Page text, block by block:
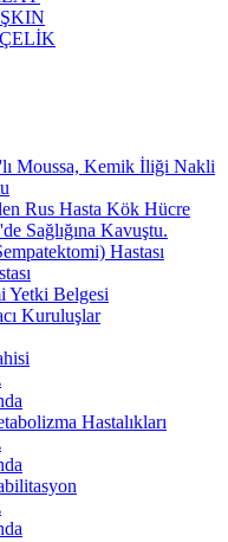
Moussa, Kemik İliği Nakli
Rus Hasta Kök Hücre
Sağlığına Kavuştu.
Hastası
Yetki Belgesi
Kuruluşlar
Hastalıkları